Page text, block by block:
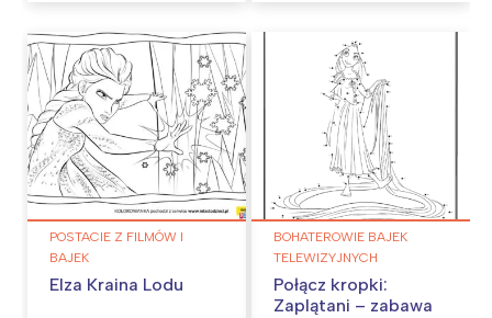
POSTACIE Z FILMÓW I
BAJEK
Elza Kraina Lodu
BOHATEROWIE BAJEK
TELEWIZYJNYCH
Połącz kropki:
Zaplątani – zabawa